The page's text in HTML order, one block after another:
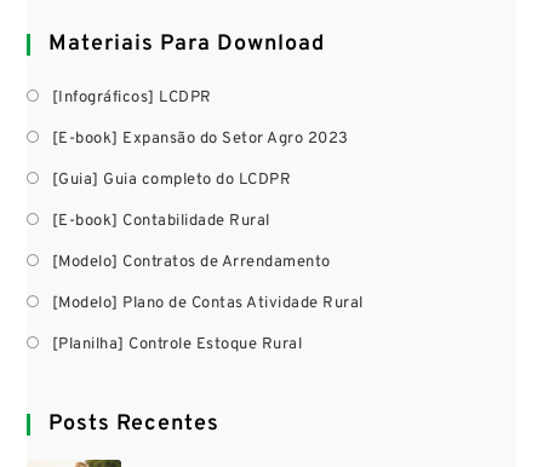
Materiais Para Download
[Infográficos] LCDPR
[E-book] Expansão do Setor Agro 2023
[Guia] Guia completo do LCDPR
[E-book] Contabilidade Rural
[Modelo] Contratos de Arrendamento
[Modelo] Plano de Contas Atividade Rural
[Planilha] Controle Estoque Rural
Posts Recentes